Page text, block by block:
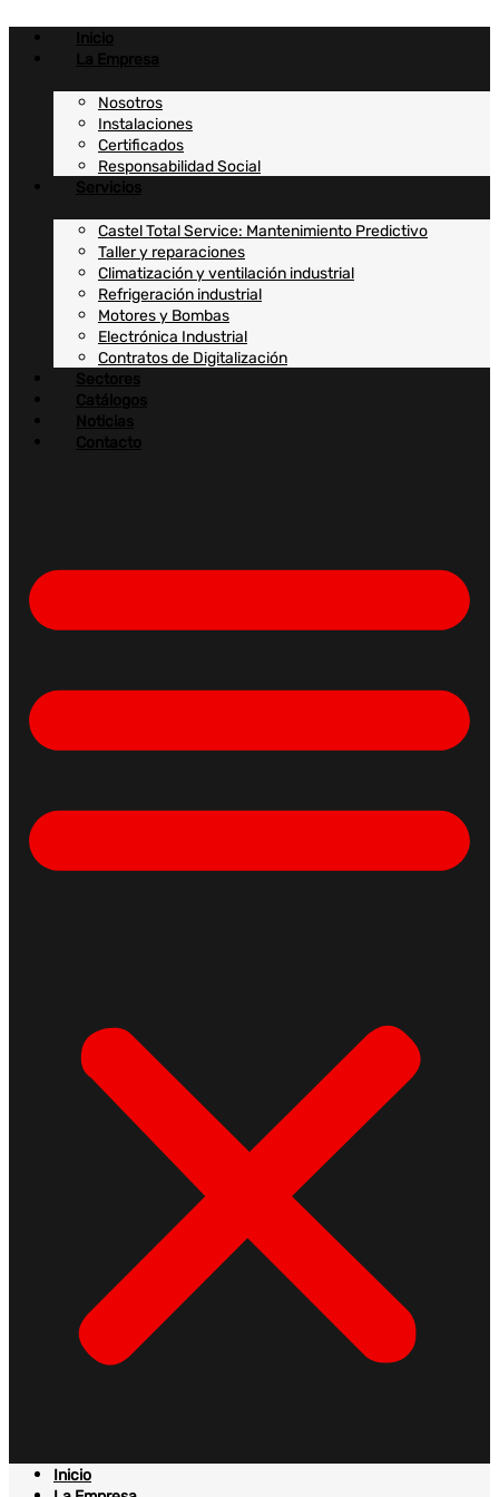
contenido
Inicio
La Empresa
Nosotros
Instalaciones
Certificados
Responsabilidad Social
Servicios
Castel Total Service: Mantenimiento Predictivo
Taller y reparaciones
Climatización y ventilación industrial
Refrigeración industrial
Motores y Bombas
Electrónica Industrial
Contratos de Digitalización
Sectores
Catálogos
Noticias
Contacto
Inicio